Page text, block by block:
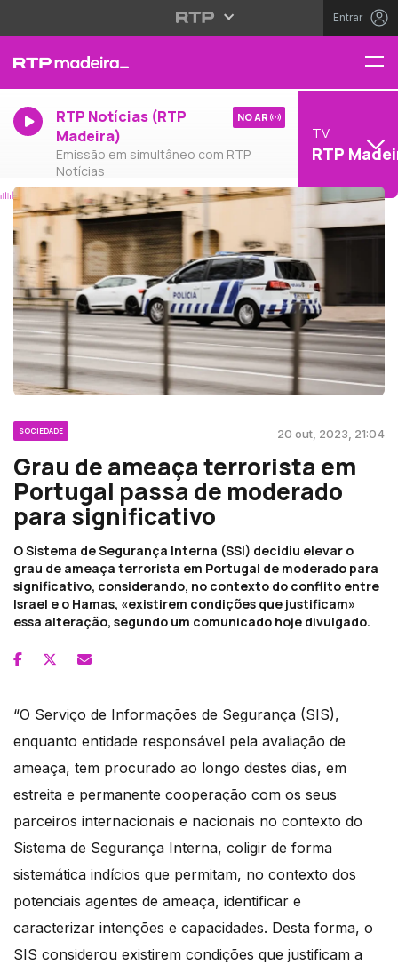
Entrar
RTP Notícias (RTP
Madeira)
Emissão em simultâneo com RTP
Notícias
NO AR
TV
RTP
SOCIEDADE 20 out, 2023, 21:04
Grau de ameaça terrorista em
Portugal passa de moderado
para significativo
O Sistema de Segurança Interna (SSI) decidiu elevar o
grau de ameaça terrorista em Portugal de moderado para
significativo, considerando, no contexto do conflito entre
Israel e o Hamas, «existirem condições que justificam»
essa alteração, segundo um comunicado hoje divulgado.
“O Serviço de Informações de Segurança (SIS),
enquanto entidade responsável pela avaliação de
ameaça, tem procurado ao longo destes dias, em
estreita e permanente cooperação com os seus
parceiros internacionais e nacionais no contexto do
Sistema de Segurança Interna, coligir de forma
sistemática indícios que permitam, no contexto dos
potenciais agentes de ameaça, identificar e
caracterizar intenções e capacidades. Desta forma, o
SIS considerou existirem condições que justificam a